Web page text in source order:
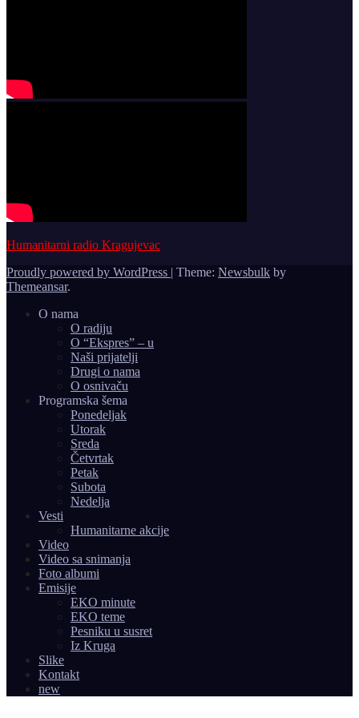
Humanitarni radio Kragujevac
Proudly powered by WordPress | Theme: Newsbulk by
Themeansar.
O nama
O radiju
O “Ekspres” – u
Naši prijatelji
Drugi o nama
O osnivaču
Programska šema
Ponedeljak
Utorak
Sreda
Četvrtak
Petak
Subota
Nedelja
Vesti
Humanitarne akcije
Video
Video sa snimanja
Foto albumi
Emisije
EKO minute
EKO teme
Pesniku u susret
Iz Kruga
Slike
Kontakt
new